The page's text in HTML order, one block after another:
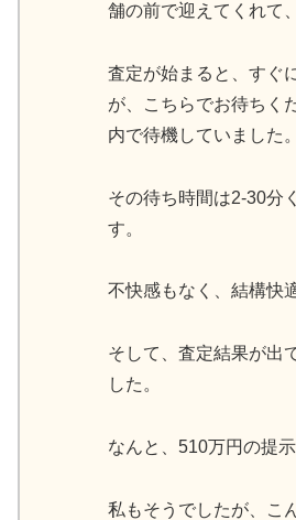
舗の前で迎えてくれて
査定が始まると、すぐ
が、こちらでお待ちく
内で待機していました。
その待ち時間は2-30分
す。
不快感もなく、結構快
そして、査定結果が出
した。
なんと、510万円の提
私もそうでしたが、こ